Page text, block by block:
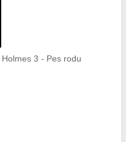
3 - Pes rodu